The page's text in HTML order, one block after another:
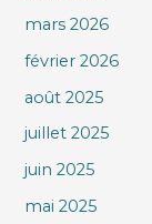
mars 2026
février 2026
août 2025
juillet 2025
juin 2025
mai 2025